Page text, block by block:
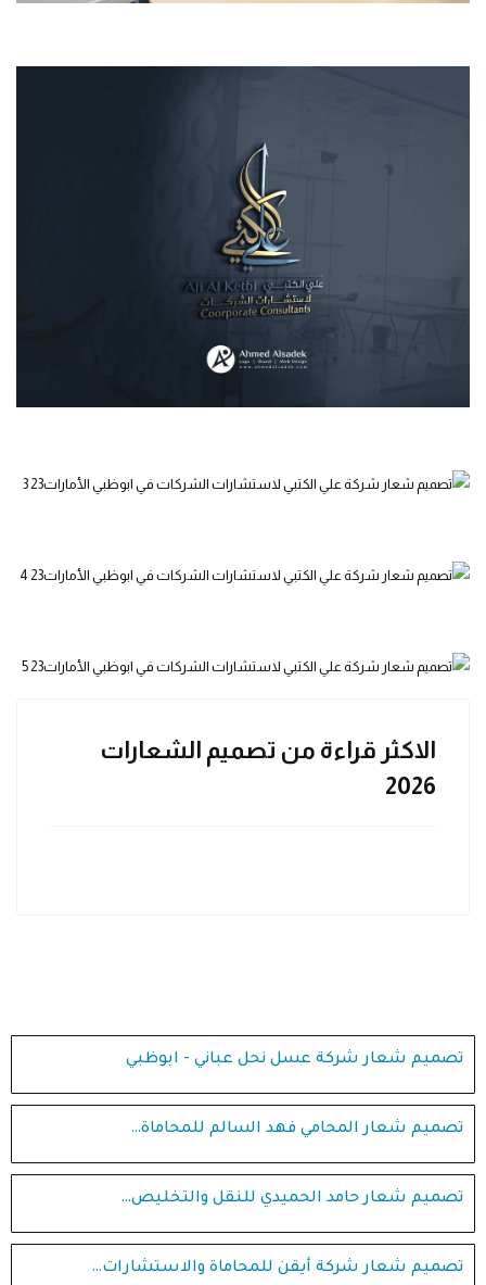
الاكثر قراءة من تصميم الشعارات
2026
تصميم شعار شركة عسل نحل عباني - ابوظبي
تصميم شعار المحامي فهد السالم للمحاماة…
تصميم شعار حامد الحميدي للنقل والتخليص…
تصميم شعار شركة أيقن للمحاماة والاستشارات…